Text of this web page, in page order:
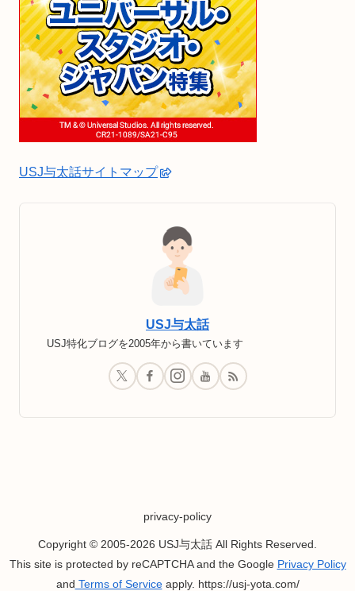
USJ与太話サイトマップ
USJ与太話
USJ特化ブログを2005年から書いています
privacy-policy
Copyright © 2005-2026 USJ与太話 All Rights Reserved.
This site is protected by reCAPTCHA and the Google Privacy Policy
and Terms of Serviceapply. https://usj-yota.com/